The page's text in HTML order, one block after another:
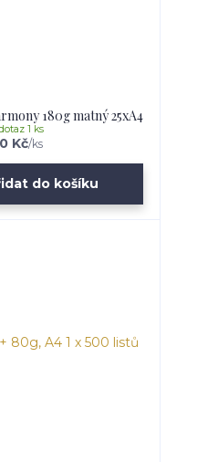
180g matný 25xA4
Kč/ks
1 ks
do košíku